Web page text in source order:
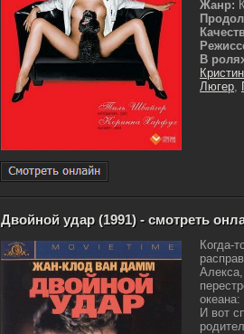
Жанр:
В
Люгер,
Двойной удар (1991) - смотреть
Когда-
И вот